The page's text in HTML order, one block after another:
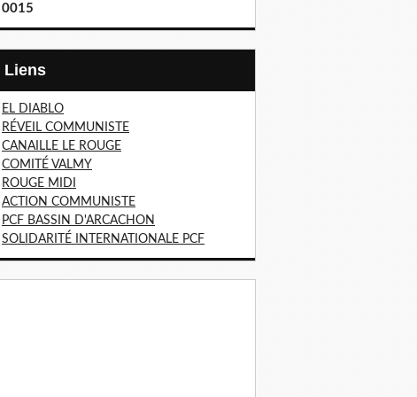
0015
Liens
EL DIABLO
RÉVEIL COMMUNISTE
CANAILLE LE ROUGE
COMITÉ VALMY
ROUGE MIDI
ACTION COMMUNISTE
PCF BASSIN D'ARCACHON
SOLIDARITÉ INTERNATIONALE PCF